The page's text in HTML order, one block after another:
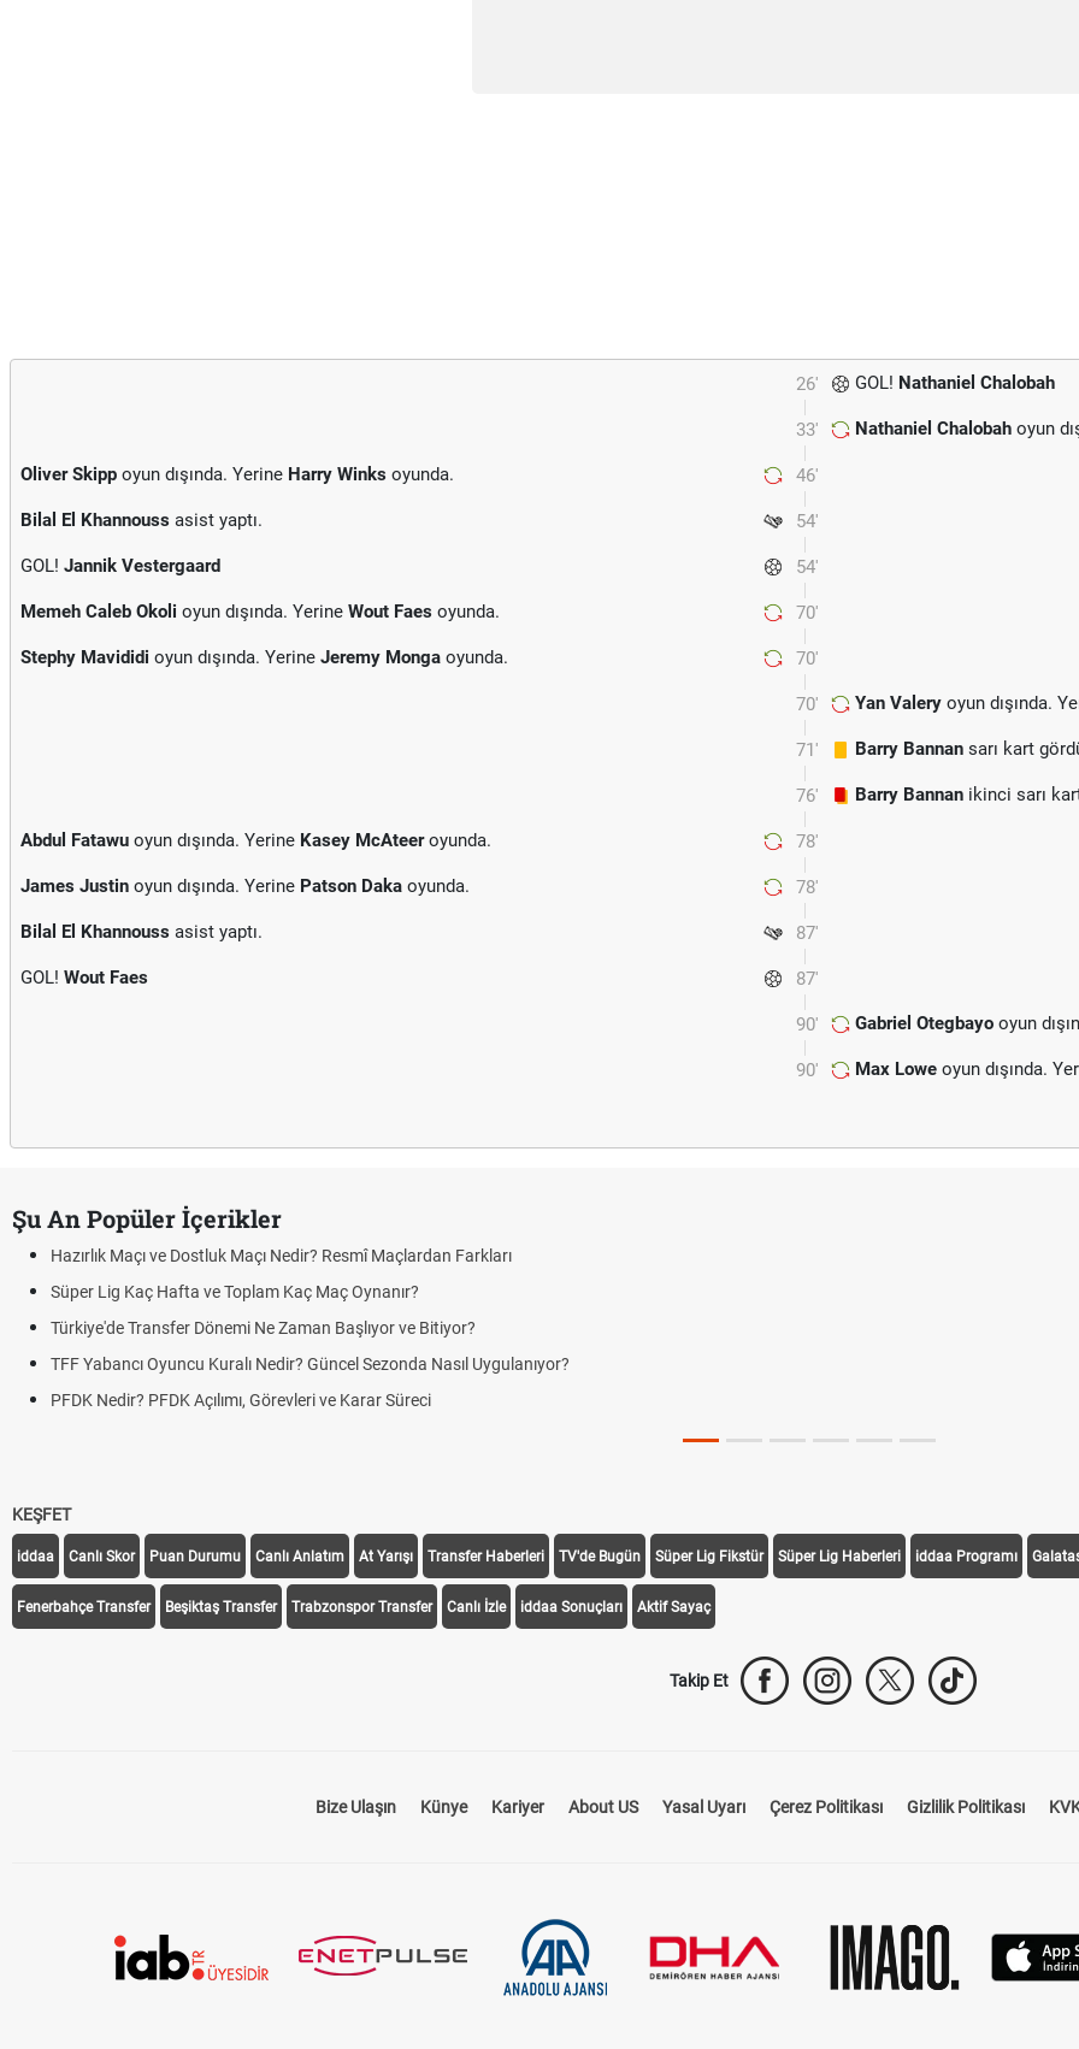
26' GOL! Nathaniel Chalobah
33' Nathaniel Chalobah oyun
46'
Oliver Skipp oyun dışında. Yerine Harry Winks oyunda.
54'
Bilal El Khannouss asist yaptı.
54'
GOL! Jannik Vestergaard
70'
Memeh Caleb Okoli oyun dışında. Yerine Wout Faes oyunda.
70'
Stephy Mavididi oyun dışında. Yerine Jeremy Monga oyunda.
70' Yan Valery oyun dışında.
71' Barry Bannan sarı kart
76' Barry Bannan ikinci sarı
78'
Abdul Fatawu oyun dışında. Yerine Kasey McAteeroyunda.
78'
James Justin oyun dışında. Yerine Patson Daka oyunda.
87'
Bilal El Khannouss asist yaptı.
87'
GOL! Wout Faes
90' Gabriel Otegbayo oyun
90' Max Lowe oyun dışında.
Şu An Popüler İçerikler
Hazırlık Maçı ve Dostluk Maçı Nedir? Resmî Maçlardan Farkları
Süper Lig Kaç Hafta ve Toplam Kaç Maç Oynanır?
Türkiye'de Transfer Dönemi Ne Zaman Başlıyor ve Bitiyor?
TFF Yabancı Oyuncu Kuralı Nedir? Güncel Sezonda Nasıl Uygulanıyor?
PFDK Nedir? PFDK Açılımı, Görevleri ve Karar Süreci
KEŞFET
iddaa Canlı Skor Puan Durumu Canlı Anlatım At Yarışı Transfer Haberleri TV'de Bugün Süper Lig Fikstür Süper Lig Haberleri iddaa Programı
Fenerbahçe Transfer Beşiktaş Transfer Trabzonspor Transfer Canlı İzle iddaa Sonuçları Aktif Sayaç
Takip Et
Bize Ulaşın Künye Kariyer About US Yasal Uyarı Çerez Politikası Gizlilik Politikası